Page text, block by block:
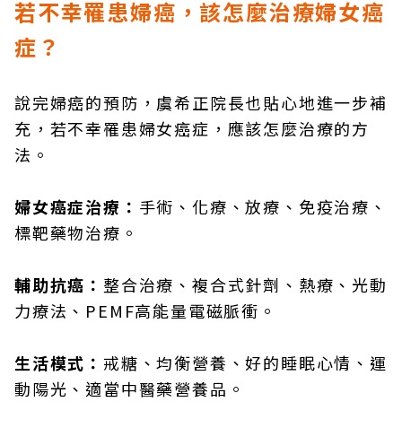
若不幸罹患婦癌，該怎麼治療婦女癌
症？
說完婦癌的預防，虞希正院長也貼心地進一步補
充，若不幸罹患婦女癌症，應該怎麼治療的方
法。
婦女癌症治療： 手術、化療、放療、免疫治療、
標靶藥物治療。
輔助抗癌： 整合治療、複合式針劑、熱療、光動
力療法、PEMF高能量電磁脈衝。
生活模式： 戒糖、均衡營養、好的睡眠心情、運
動陽光、適當中醫藥營養品。